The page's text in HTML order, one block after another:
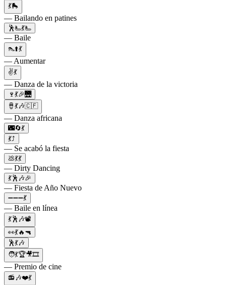
💃🛼
— Bailando en patines
🕺🫷💃🫷
— Baile
👠⬆️💃
— Aumentar
✌️💃
— Danza de la victoria
🍷💃🎉🌉
🪘💃🎶🇨🇫
— Danza africana
🌃🔄💃
💃⤴️
— Se acabó la fiesta
💩💃💃
— Dirty Dancing
💃🕺🎶🎉
— Fiesta de Año Nuevo
➖➖➖💃
— Baile en línea
💃🕺🎶📽
👀💃🔥🔫
🕺💃🎶
🧑💃🏆🎥🎞
— Premio de cine
📻🎶❤️💃